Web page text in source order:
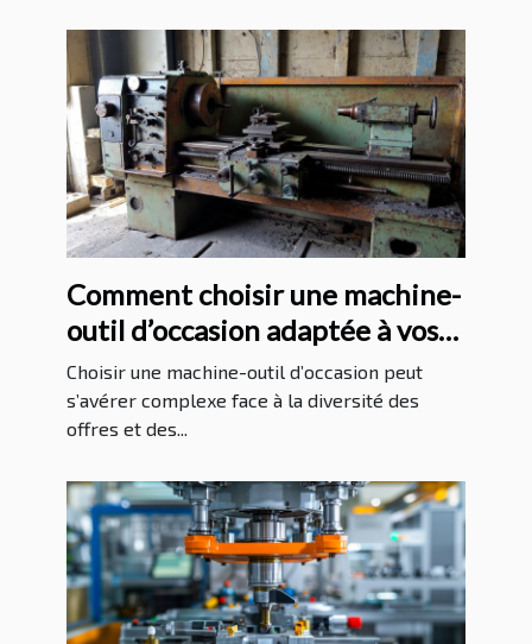
Comment choisir une machine-
outil d’occasion adaptée à vos
besoins ?
Choisir une machine-outil d’occasion peut
s’avérer complexe face à la diversité des
offres et des...